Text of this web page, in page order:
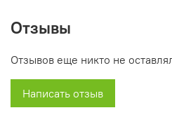
гидравлической группы
Новая система
Отзывы
Отзывов еще никто не
Написать отзыв